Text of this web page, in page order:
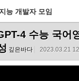
능 개발자 모임
4 수능 국어
깊은바다 2023.03.21